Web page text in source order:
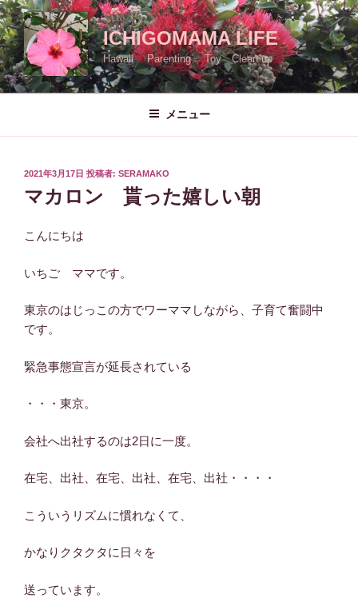
コ
ン
テ
ン
ツ
ICHIGOMAMA LIFE
Hawaii Parenting Toy Clean up
メニュー
投
日:
2021年3月17日 投稿者: SERAMAKO
マカロン 貰った嬉しい朝
こんにちは
いちご ママです。
東京のはじっこの方でワーママしながら、子育て奮闘中
です。
緊急事態宣言が延長されている
・・・東京。
会社へ出社するのは2日に一度。
在宅、出社、在宅、出社、在宅、出社・・・・
こういうリズムに慣れなくて、
かなりクタクタに日々を
送っています。